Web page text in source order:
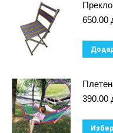
650.00
390.00